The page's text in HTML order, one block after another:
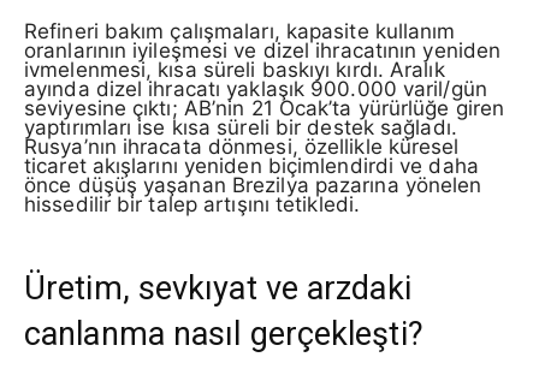
Refineri bakım çalışmaları, kapasite kullanım
oranlarının iyileşmesi ve dizel ihracatının yeniden
ivmelenmesi, kısa süreli baskıyı kırdı. Aralık
ayında dizel ihracatı yaklaşık 900.000 varil/gün
seviyesine çıktı; AB’nin 21 Ocak’ta yürürlüğe giren
yaptırımları ise kısa süreli bir destek sağladı.
Rusya’nın ihracata dönmesi, özellikle küresel
ticaret akışlarını yeniden biçimlendirdi ve daha
önce düşüş yaşanan Brezilya pazarına yönelen
hissedilir bir talep artışını tetikledi.
Üretim, sevkıyat ve arzdaki
canlanma nasıl gerçekleşti?